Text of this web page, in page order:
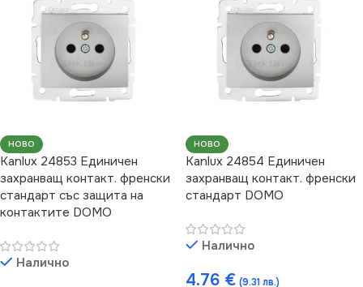
НОВО
Kanlux 24853 Единичен
захранващ контакт. френски
стандарт със защита на
контактите DOMO
Налично
НОВО
Kanlux 24854 Единичен
захранващ контакт. френски
стандарт DOMO
Налично
4.76 € (9.31 лв.)